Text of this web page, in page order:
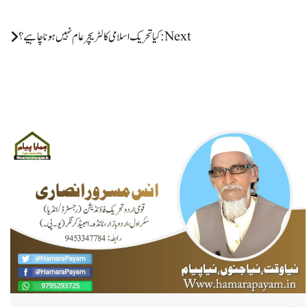
Next: کیا تحریک اسلامی کا لٹریچر عام نہیں ہونا چاہیے؟